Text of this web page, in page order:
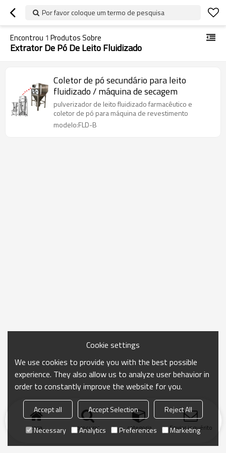
Por favor coloque um termo de pesquisa
Encontrou 1 Produtos Sobre
Extrator De Pó De Leito Fluidizado
Coletor de pó secundário para leito
fluidizado / máquina de secagem
pulverizador de leito fluidizado farmacêutico e
coletor de pó para máquina de revestimento
modelo:FLD-B
casa procurar categoria Enviar inquérito
Cookie settings
We use cookies to provide you with the best possible
experience. They also allow us to analyze user behavior in
order to constantly improve the website for you.
Accept all Accept Selection
Reject All
Necessary
Analytics Preferences Marketing